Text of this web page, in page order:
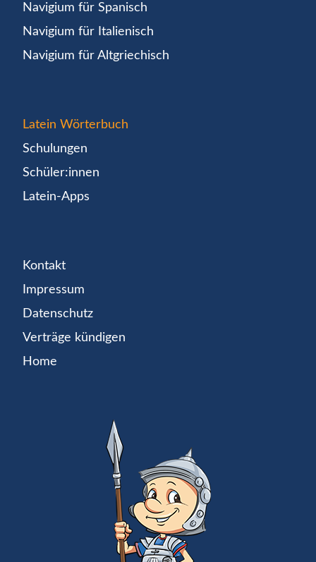
Navigium für Spanisch
Navigium für Italienisch
Navigium für Altgriechisch
Latein Wörterbuch
Schulungen
Schüler:innen
Latein-Apps
Kontakt
Impressum
Datenschutz
Verträge kündigen
Home